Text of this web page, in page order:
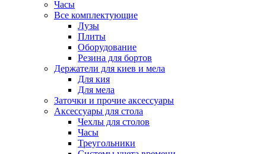
Часы
Все комплектующие
Лузы
Плиты
Оборудование
Резина для бортов
Держатели для киев и мела
Для кия
Для мела
Заточки и прочие аксессуары
Аксессуары для стола
Чехлы для столов
Часы
Треугольники